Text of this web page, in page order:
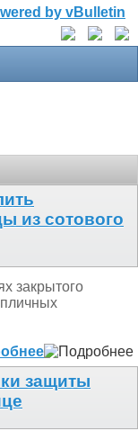
из сотового
закрытого
защиты